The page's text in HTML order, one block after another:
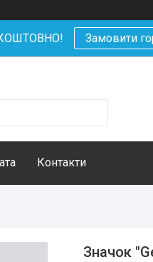
Замовити
Контакти
Значок